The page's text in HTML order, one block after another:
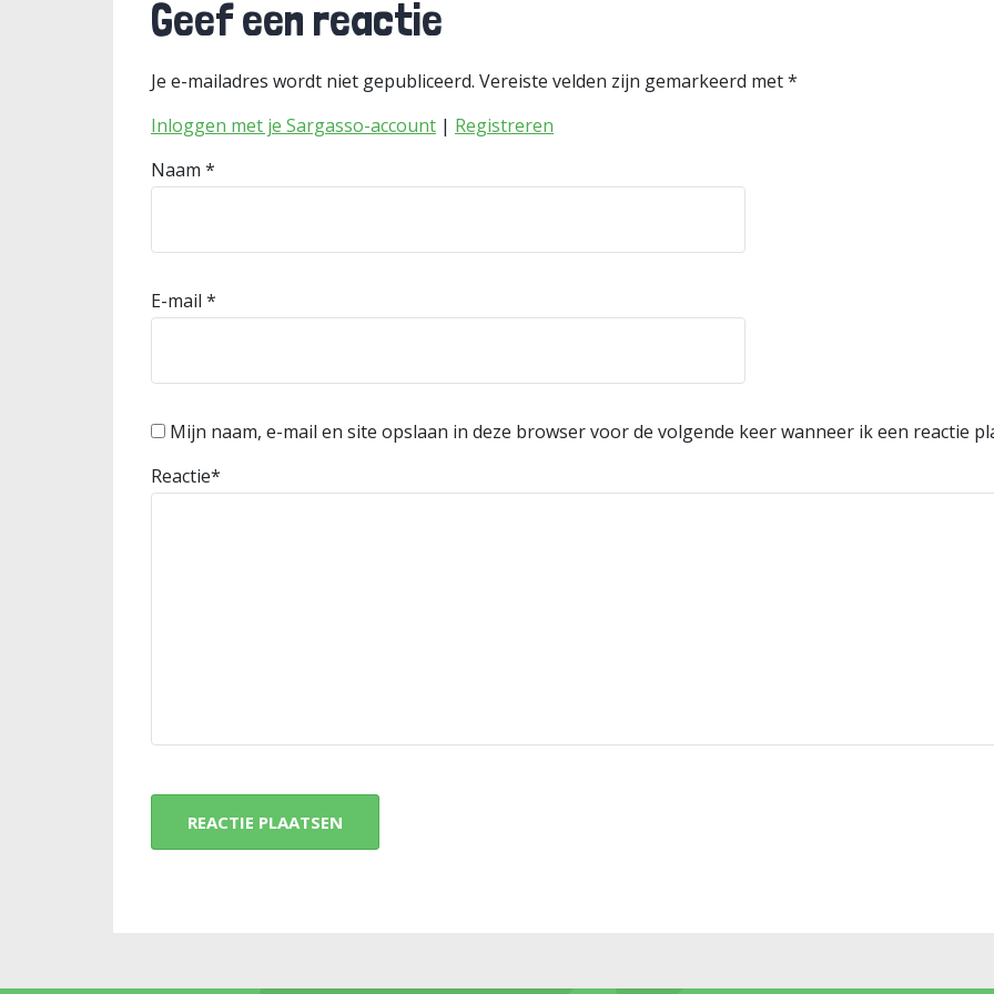
Geef een reactie
Je e-mailadres wordt niet gepubliceerd. Vereiste velden zijn gemarkeerd met*
Inloggen met je Sargasso-account | Registreren
Naam *
E-mail *
Mijn naam, e-mail en site opslaan in deze browser voor de volgende keer wanneer ik een reactie
Reactie*